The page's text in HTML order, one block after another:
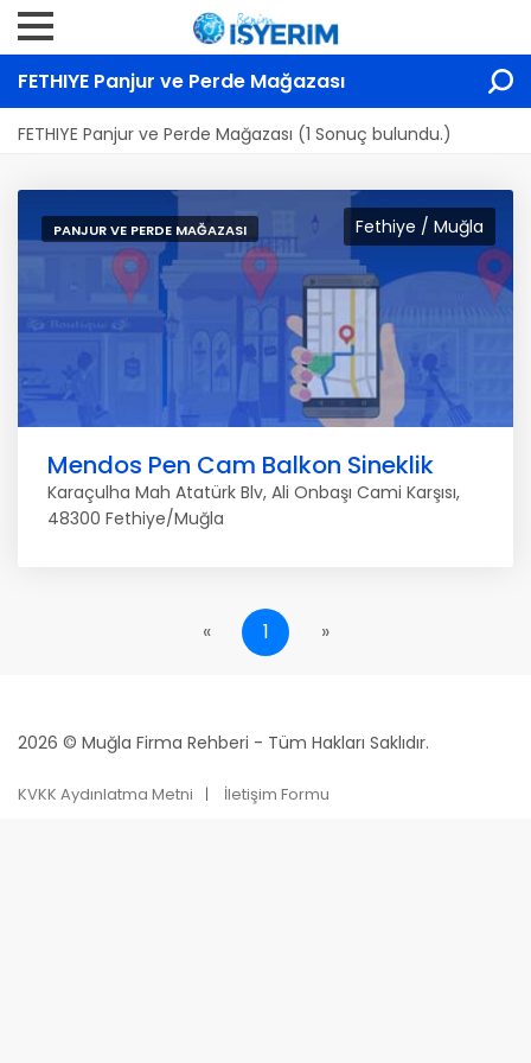
FETHIYE Panjur ve Perde Mağazası
FETHIYE Panjur ve Perde Mağazası (1 Sonuç bulundu.)
Fethiye / Muğla
PANJUR VE PERDE MAĞAZASI
Mendos Pen Cam Balkon Sineklik
Karaçulha Mah Atatürk Blv, Ali Onbaşı Cami Karşısı,
48300 Fethiye/Muğla
« 1 »
2026 © Muğla Firma Rehberi - Tüm Hakları Saklıdır.
KVKK Aydınlatma Metni İletişim Formu